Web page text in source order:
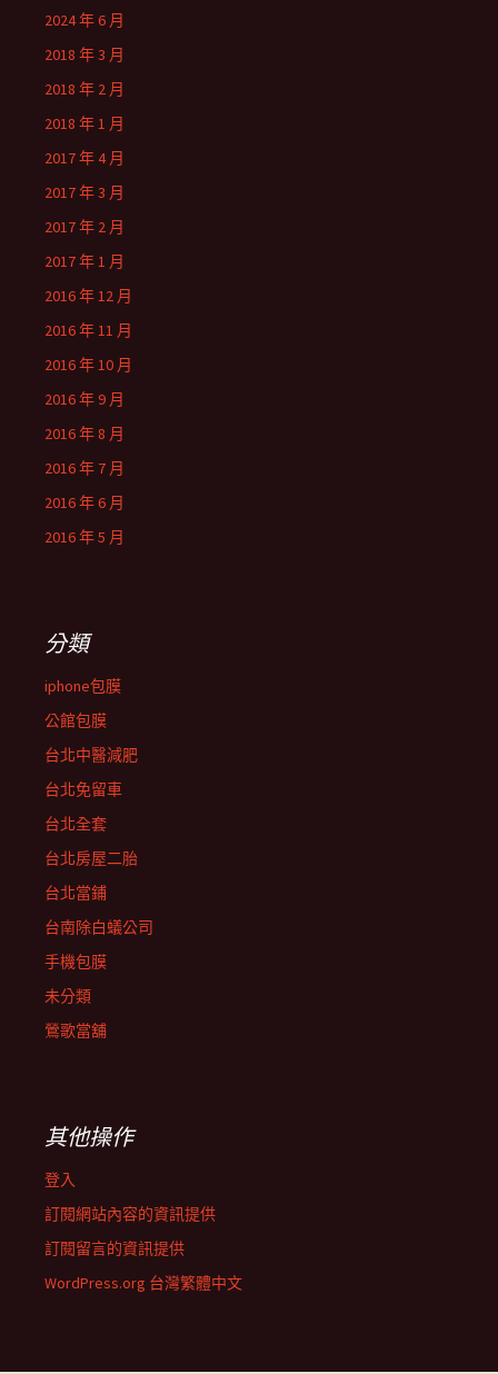
2024 年 6 月
2018 年 3 月
2018 年 2 月
2018 年 1 月
2017 年 4 月
2017 年 3 月
2017 年 2 月
2017 年 1 月
2016 年 12 月
2016 年 11 月
2016 年 10 月
2016 年 9 月
2016 年 8 月
2016 年 7 月
2016 年 6 月
2016 年 5 月
分類
iphone包膜
公館包膜
台北中醫減肥
台北免留車
台北全套
台北房屋二胎
台北當鋪
台南除白蟻公司
手機包膜
未分類
鶯歌當舖
其他操作
登入
訂閱網站內容的資訊提供
訂閱留言的資訊提供
WordPress.org 台灣繁體中文